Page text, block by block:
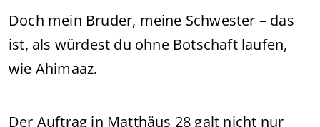
Doch mein Bruder, meine Schwester – das
ist, als würdest du ohne Botschaft laufen,
wie Ahimaaz.
Der Auftrag in Matthäus 28 galt nicht nur